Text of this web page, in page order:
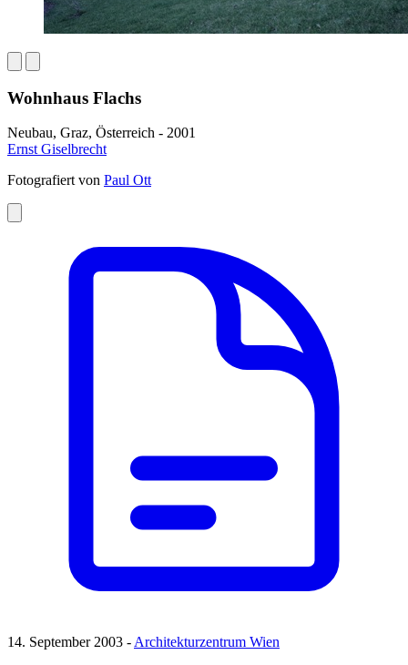
Wohnhaus Flachs
Neubau, Graz, Österreich - 2001
Ernst Giselbrecht
Fotografiert von Paul Ott
14. September 2003 -Architekturzentrum Wien